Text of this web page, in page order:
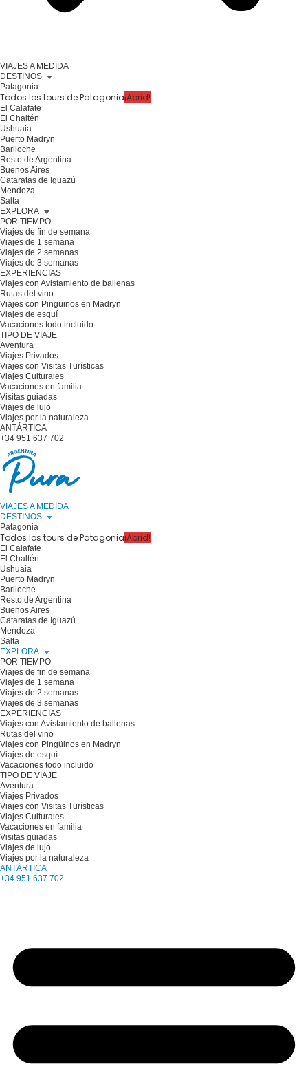
VIAJES A MEDIDA
DESTINOS
Patagonia
Todos los tours de Patagonia¡Abrid!
El Calafate
El Chaltén
Ushuaia
Puerto Madryn
Bariloche
Resto de Argentina
Buenos Aires
Cataratas de Iguazú
Mendoza
Salta
EXPLORA
POR TIEMPO
Viajes de fin de semana
Viajes de 1 semana
Viajes de 2 semanas
Viajes de 3 semanas
EXPERIENCIAS
Viajes con Avistamiento de ballenas
Rutas del vino
Viajes con Pingüinos en Madryn
Viajes de esquí
Vacaciones todo incluido
TIPO DE VIAJE
Aventura
Viajes Privados
Viajes con Visitas Turísticas
Viajes Culturales
Vacaciones en familia
Visitas guiadas
Viajes de lujo
Viajes por la naturaleza
ANTÁRTICA
+34 951 637 702
VIAJES A MEDIDA
DESTINOS
Patagonia
Todos los tours de Patagonia¡Abrid!
El Calafate
El Chaltén
Ushuaia
Puerto Madryn
Bariloche
Resto de Argentina
Buenos Aires
Cataratas de Iguazú
Mendoza
Salta
EXPLORA
POR TIEMPO
Viajes de fin de semana
Viajes de 1 semana
Viajes de 2 semanas
Viajes de 3 semanas
EXPERIENCIAS
Viajes con Avistamiento de ballenas
Rutas del vino
Viajes con Pingüinos en Madryn
Viajes de esquí
Vacaciones todo incluido
TIPO DE VIAJE
Aventura
Viajes Privados
Viajes con Visitas Turísticas
Viajes Culturales
Vacaciones en familia
Visitas guiadas
Viajes de lujo
Viajes por la naturaleza
ANTÁRTICA
+34 951 637 702